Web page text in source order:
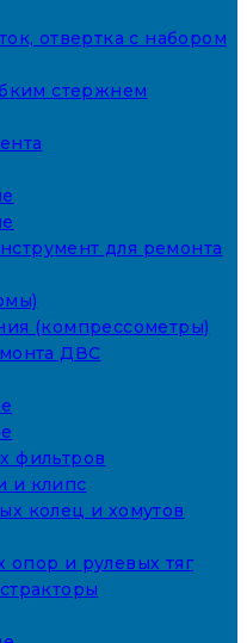
отвертка с набором
стержнем
для ремонта
(компрессометры)
ДВС
фильтров
и клипс
колец и хомутов
и рулевых тяг